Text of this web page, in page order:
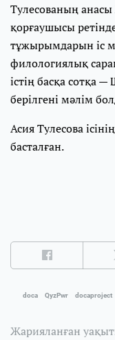
Тулесованың
қорғаушысы
тұжырымдарын іс
филологиялық
істің басқа сотқа
берілгені мәлім
Асия Тулесова
басталған.
doca QyzPwr docaproject
Жарияланған